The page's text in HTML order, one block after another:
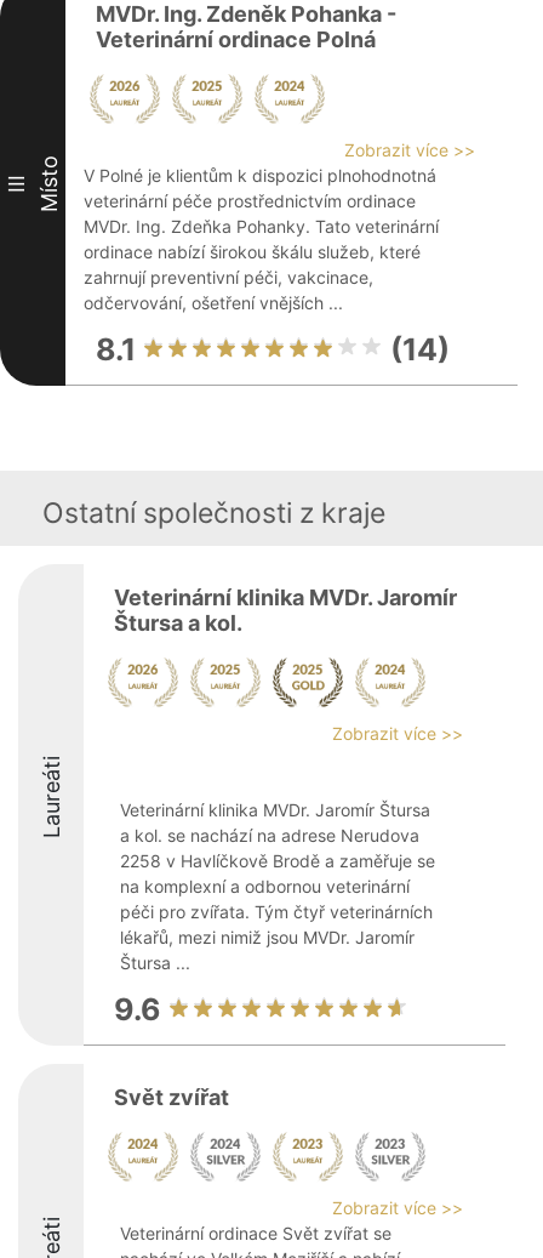
III Místo
MVDr. Ing. Zdeněk Pohanka -
Veterinární ordinace Polná
Zobrazit více >>
V Polné je klientům k dispozici plnohodnotná
veterinární péče prostřednictvím ordinace
MVDr. Ing. Zdeňka Pohanky. Tato veterinární
ordinace nabízí širokou škálu služeb, které
zahrnují preventivní péči, vakcinace,
odčervování, ošetření vnějších ...
8.1 (14)
Ostatní společnosti z kraje
Laureáti
Veterinární klinika MVDr. Jaromír
Štursa a kol.
Zobrazit více >>
Veterinární klinika MVDr. Jaromír Štursa
a kol. se nachází na adrese Nerudova
2258 v Havlíčkově Brodě a zaměřuje se
na komplexní a odbornou veterinární
péči pro zvířata. Tým čtyř veterinárních
lékařů, mezi nimiž jsou MVDr. Jaromír
Štursa ...
9.6
Svět zvířat
Zobrazit více >>
Veterinární ordinace Svět zvířat se